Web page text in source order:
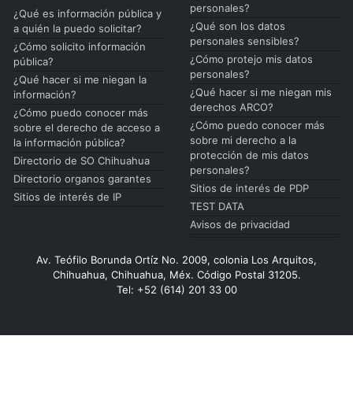
¿Qué es información pública y
a quién la puedo solicitar?
¿Cómo solicito información
pública?
¿Qué hacer si me niegan la
información?
¿Cómo puedo conocer más
sobre el derecho de acceso a
la información pública?
Directorio de SO Chihuahua
Directorio organos garantes
Sitios de interés de IP
personales?
¿Qué son los datos
personales sensibles?
¿Cómo protejo mis datos
personales?
¿Qué hacer si me niegan mis
derechos ARCO?
¿Cómo puedo conocer más
sobre mi derecho a la
protección de mis datos
personales?
Sitios de interés de PDP
TEST DATA
Avisos de privacidad
Av. Teófilo Borunda Ortíz No. 2009, colonia Los Arquitos,
Chihuahua, Chihuahua, Méx. Código Postal 31205.
Tel: +52 (614) 201 33 00